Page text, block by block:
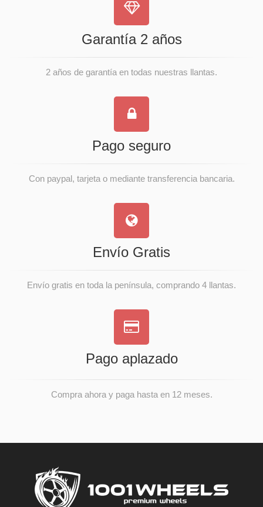
Garantía 2 años
2 años de garantía en todas nuestras llantas.
Pago seguro
Con paypal, tarjeta o mediante transferencia bancaria.
Envío Gratis
Envío gratis en toda la península, comprando 4 llantas.
Pago aplazado
Compra ahora y paga hasta en 12 meses.